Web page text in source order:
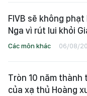
FIVB sẽ không
Nga vì rút lui khỏi
Các môn khác 06/08/
Tròn 10 năm thành
của xạ thủ Hoàng